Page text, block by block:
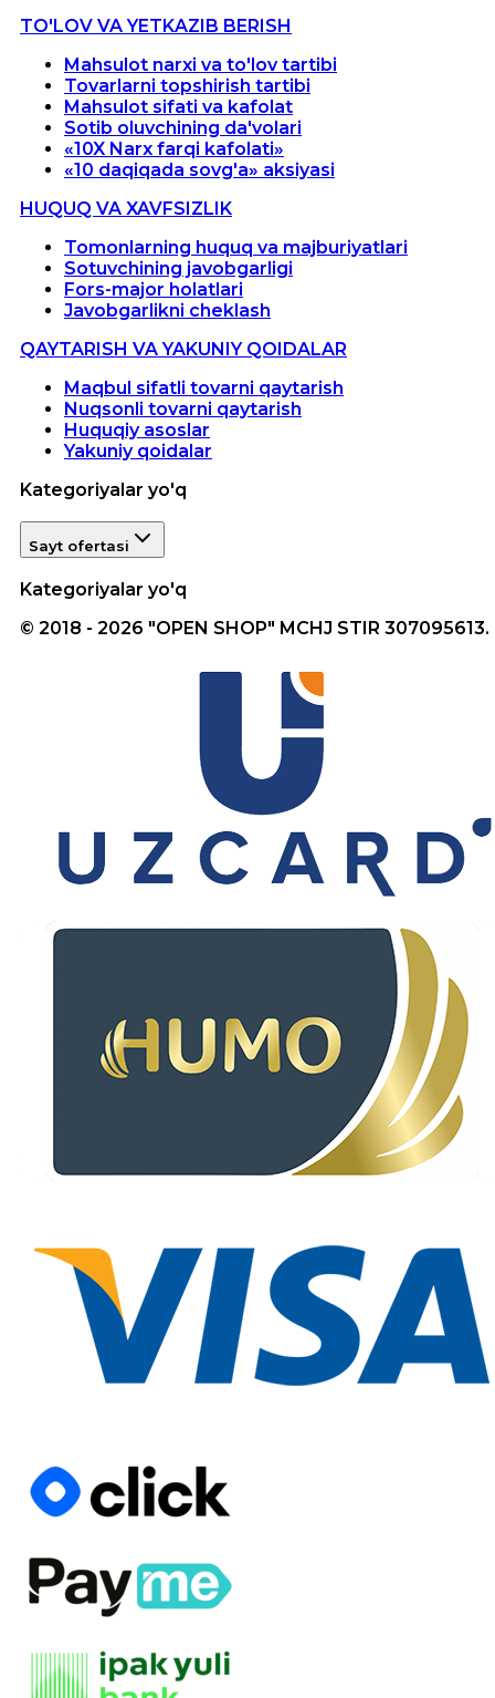
TO'LOV VA YETKAZIB BERISH
Mahsulot narxi va to'lov tartibi
Tovarlarni topshirish tartibi
Mahsulot sifati va kafolat
Sotib oluvchining da'volari
«10X Narx farqi kafolati»
«10 daqiqada sovg'a» aksiyasi
HUQUQ VA XAVFSIZLIK
Tomonlarning huquq va majburiyatlari
Sotuvchining javobgarligi
Fors-major holatlari
Javobgarlikni cheklash
QAYTARISH VA YAKUNIY QOIDALAR
Maqbul sifatli tovarni qaytarish
Nuqsonli tovarni qaytarish
Huquqiy asoslar
Yakuniy qoidalar
Kategoriyalar yo'q
Sayt ofertasi
Kategoriyalar yo'q
© 2018 - 2026 "OPEN SHOP" MCHJ STIR 307095613.